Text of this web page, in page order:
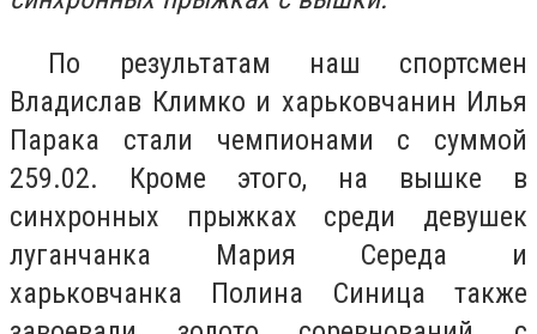
По результатам наш спортсмен
Владислав Климко и харьковчанин Илья
Парака стали чемпионами с суммой
259.02. Кроме этого, на вышке в
синхронных прыжках среди девушек
луганчанка Мария Середа и
харьковчанка Полина Синица также